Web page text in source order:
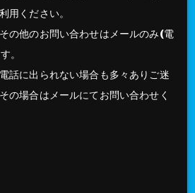
用ください。
の他のお問い合わせはメールのみ(電
。
話に出られない場合も多々ありご迷
の場合はメールにてお問い合わせく